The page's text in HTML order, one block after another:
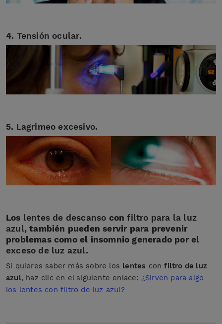
4. Tensión ocular.
5. Lagrimeo excesivo.
Los lentes de descanso confiltro para la luz
azul, también pueden servir para prevenir
problemas como el insomnio generado por el
exceso de luz azul.
Si quieres saber más sobre los lentes confiltro de luz
azul, haz clic en el siguiente enlace: ¿Sirven para algo
los lentes con filtro de luz azul?